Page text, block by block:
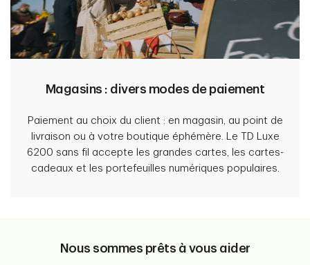
Magasins : divers modes de paiement
Paiement au choix du client : en magasin, au point de
livraison ou à votre boutique éphémère. Le TD Luxe
6200 sans fil accepte les grandes cartes, les cartes-
cadeaux et les portefeuilles numériques populaires.
Nous sommes prêts à vous aider